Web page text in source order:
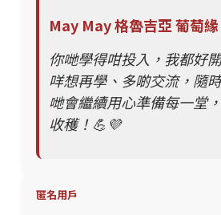
May May 格魯吉亞 葡萄
你哋學得咁投入，我都好
咩想再學、多啲交流，隨
哋會繼續用心準備每一堂
收穫！💪💜
匿名用戶